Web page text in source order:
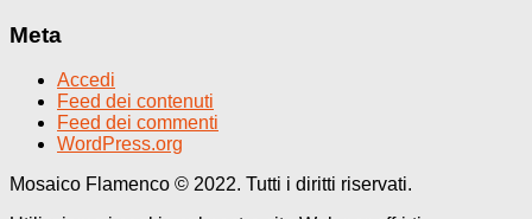
Meta
Accedi
Feed dei contenuti
Feed dei commenti
WordPress.org
Mosaico Flamenco © 2022. Tutti i diritti riservati.